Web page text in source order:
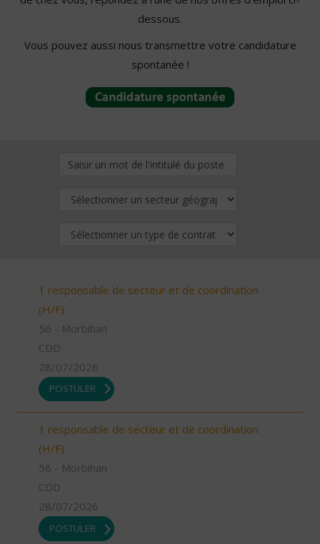
dessous.
Vous pouvez aussi nous transmettre votre candidature
spontanée !
1 responsable de secteur et de coordination
(H/F)
56 - Morbihan
CDD
28/07/2026
POSTULER
1 responsable de secteur et de coordination
(H/F)
56 - Morbihan
CDD
28/07/2026
POSTULER